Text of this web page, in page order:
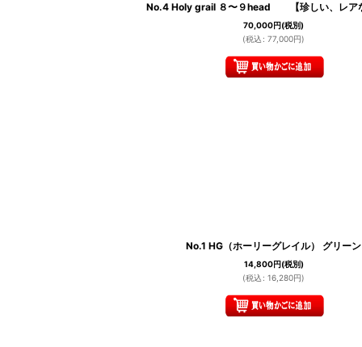
No.4 Holy grail ８〜９head 【珍しい、レアな
70,000円(税別)
(税込 : 77,000円)
No.1 HG（ホーリーグレイル） グリーン
14,800円(税別)
(税込 : 16,280円)